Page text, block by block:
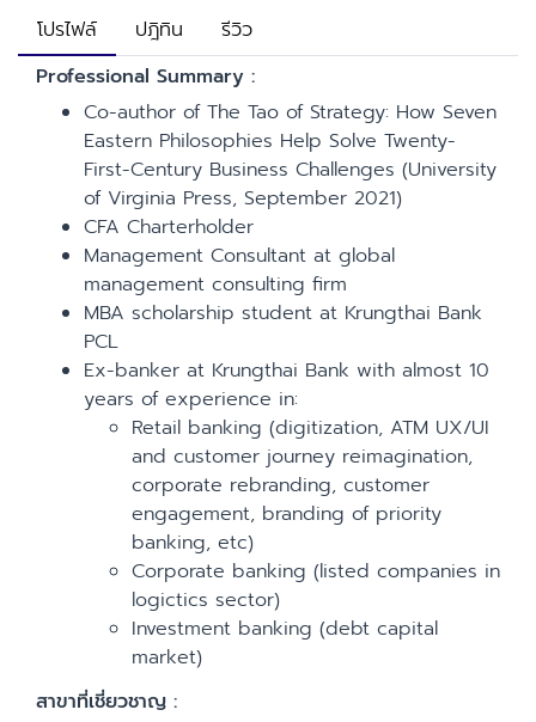
โปรไฟล์ ปฎิทิน
รีวิว
Professional Summary :
Co-author of The Tao of Strategy: How Seven
Eastern Philosophies Help Solve Twenty-
First-Century Business Challenges (University
of Virginia Press, September 2021)
CFA Charterholder
Management Consultant at global
management consulting firm
MBA scholarship student at Krungthai Bank
PCL
Ex-banker at Krungthai Bank with almost 10
years of experience in:
Retail banking (digitization, ATM UX/UI
and customer journey reimagination,
corporate rebranding, customer
engagement, branding of priority
banking, etc)
Corporate banking (listed companies in
logictics sector)
Investment banking (debt capital
market)
สาขาที่เชี่ยวชาญ :